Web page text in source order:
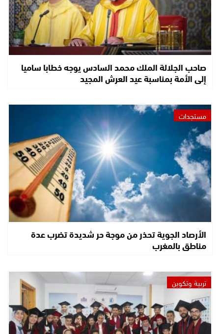
صاحب الجلالة الملك محمد السادس يوجه خطابا ساميا
إلى الأمة بمناسبة عيد العرش المجيد
مستجدات
الأرصاد الجوية تحذر من موجة حر شديدة تضرب عدة
مناطق بالمغرب
تربية وتكوين